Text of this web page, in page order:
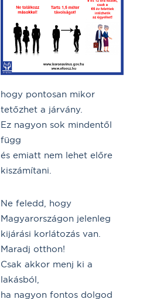
hogy pontosan mikor
tetőzhet a járvány.
Ez nagyon sok mindentől
függ
és emiatt nem lehet előre
kiszámítani.
Ne feledd, hogy
Magyarországon jelenleg
kijárási korlátozás van.
Maradj otthon!
Csak akkor menj ki a
lakásból,
ha nagyon fontos dolgod